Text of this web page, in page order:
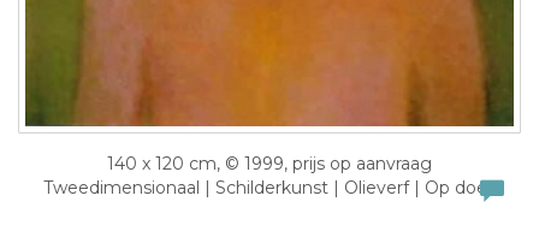
140 x 120 cm, © 1999, prijs op aanvraag
Tweedimensionaal | Schilderkunst | Olieverf | Op doek